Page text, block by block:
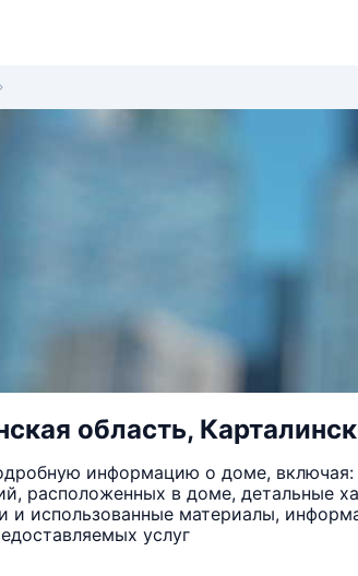
область,
информацию о доме, включая:
расположенных в доме, детальные
и использованные материалы,
услуг